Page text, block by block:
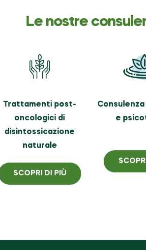
Le nostre
Trattamenti post-
oncologici di
disintossicazione
naturale
SCOPRI DI PIÙ
e